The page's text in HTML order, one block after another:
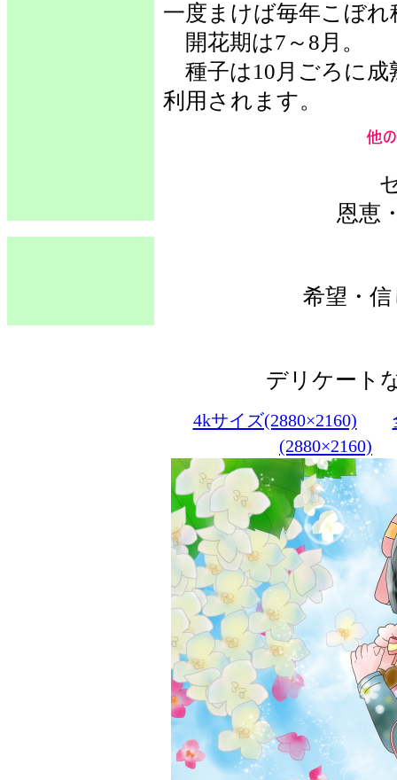
一度まけば毎年こぼ
開花期は7～8月。
種子は10月ごろに成
利用されます。
恩恵
希望・
デリケート
4kサイズ(2880×2160)
(2880×2160)